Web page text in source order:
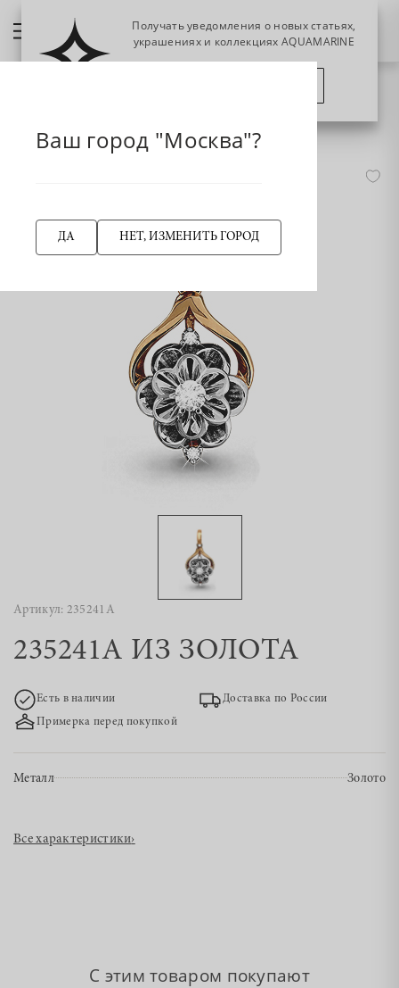
Артикул: 235241А
235241А ИЗ ЗОЛОТА
Есть в наличии
Доставка по России
Примерка перед покупкой
Металл Золото
Все характеристики›
С этим товаром покупают
Ваш город "Москва"?
ДА НЕТ, ИЗМЕНИТЬ ГОРОД
Получать уведомления о новых статьях,
украшениях и коллекциях AQUAMARINE